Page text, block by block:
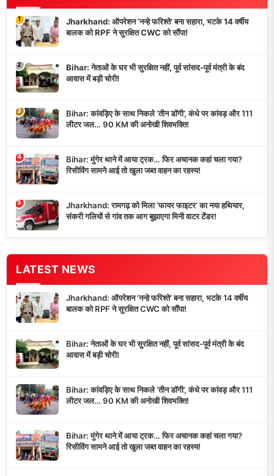
1
Jharkhand: ऑपरेशन ‘नन्हे फरिश्ते’ बना सहारा, भटके 14 वर्षीय
बालक को RPF ने सुरक्षित CWC को सौंपा!
2
Bihar: नेताओं के घर भी सुरक्षित नहीं, पूर्व सांसद-पूर्व मंत्री के बंद
आवास में बड़ी चोरी!
3
Bihar: कांवड़िए के साथ निकले ‘तीन डॉगी’, कंधे पर कांवड़ और 111
लीटर जल… 90 KM की अनोखी शिवभक्ति!
4
Bihar: मुंगेर थाने में आया ट्रक… फिर अचानक कहां चला गया?
रिसीविंग सामने आई तो खुला जब्त वाहन का रहस्य!
5
Jharkhand: रामगढ़ को मिला ‘फायर फाइटर’ का नया हथियार,
संकरी गलियों से गांव तक आग बुझाएगा मिनी वाटर टेंडर!
LATEST NEWS
Jharkhand: ऑपरेशन ‘नन्हे फरिश्ते’ बना सहारा, भटके 14 वर्षीय
बालक को RPF ने सुरक्षित CWC को सौंपा!
Bihar: नेताओं के घर भी सुरक्षित नहीं, पूर्व सांसद-पूर्व मंत्री के बंद
आवास में बड़ी चोरी!
Bihar: कांवड़िए के साथ निकले ‘तीन डॉगी’, कंधे पर कांवड़ और 111
लीटर जल… 90 KM की अनोखी शिवभक्ति!
Bihar: मुंगेर थाने में आया ट्रक… फिर अचानक कहां चला गया?
रिसीविंग सामने आई तो खुला जब्त वाहन का रहस्य!